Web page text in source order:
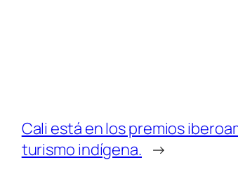
Cali está en los premios
turismo indígena. →